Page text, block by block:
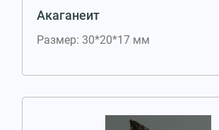
Акаганеит
Размер: 30*20*17 мм